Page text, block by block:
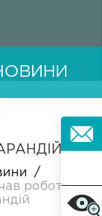
/
роботу